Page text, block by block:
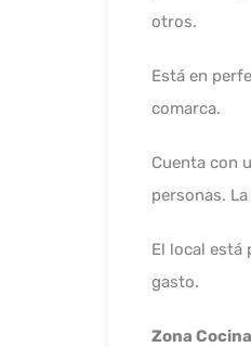
otros.
Está en
comarca.
Cuenta con
personas.
El local está
gasto.
Zona Cocina